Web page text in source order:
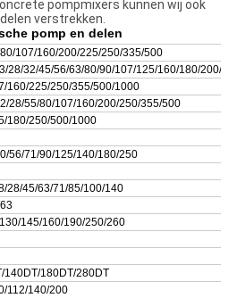
pompmixers kunnen wij ook
verstrekken.
pomp en delen
107/160/200/225/250/335/500
28/32/45/56/63/80/90/107/125/160/180/200/
160/225/250/355/500/1000
28/55/80/107/160/200/250/355/500
180/250/500/1000
56/71/90/125/140/180/250
28/45/63/71/85/100/140
145/160/190/250/260
140DT/180DT/280DT
112/140/200